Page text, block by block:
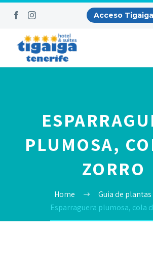
Acceso
PLUMOSA,
ZORRO
Home
Guia de plantas
Esparraguera plumosa, cola